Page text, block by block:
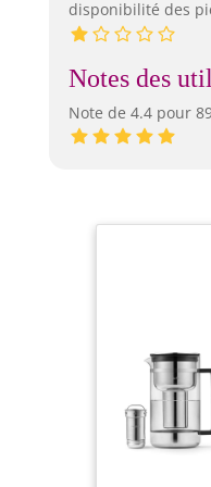
disponibilité des
Notes des
Note de 4.4 pour